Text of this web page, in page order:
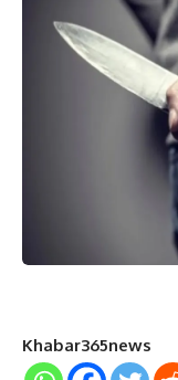
Khabar365news